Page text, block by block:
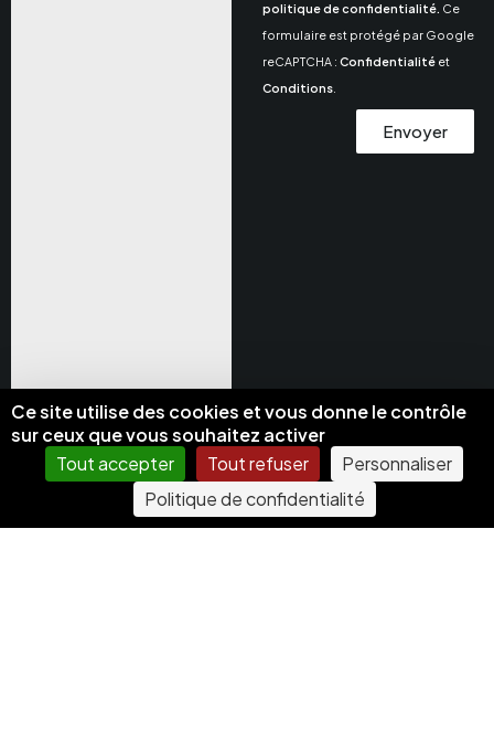
politique de confidentialité. Ce
formulaire est protégé par Google
reCAPTCHA : Confidentialitéet
Conditions.
Envoyer
Ce site utilise des cookies et vous donne le contrôle
sur ceux que vous souhaitez activer
Tout accepter
Tout refuser
Personnaliser
Politique de confidentialité